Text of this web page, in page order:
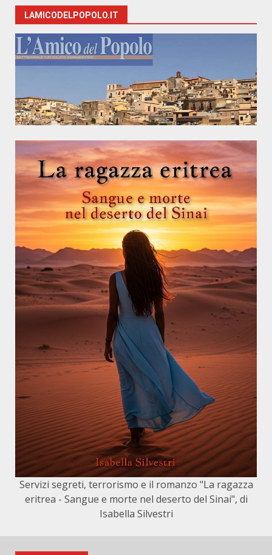
LAMICODELPOPOLO.IT
Servizi segreti, terrorismo e il romanzo "La ragazza
eritrea - Sangue e morte nel deserto del Sinai", di
Isabella Silvestri